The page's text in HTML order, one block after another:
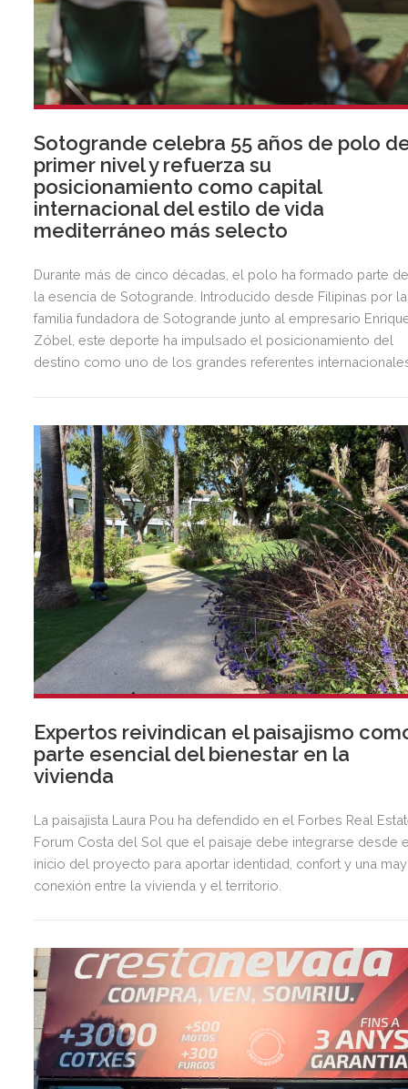
Sotogrande celebra 55 años de polo
primer nivel y refuerza su
posicionamiento como capital
internacional del estilo de vida
mediterráneo más selecto
Durante más de cinco décadas, el polo ha formado parte
la esencia de Sotogrande. Introducido desde Filipinas por la
familia fundadora de Sotogrande junto al empresario
Zóbel, este deporte ha impulsado el posicionamiento del
destino como uno de los grandes referentes
exclusiva agenda social.
Expertos reivindican el paisajismo
parte esencial del bienestar en la
vivienda
La paisajista Laura Pou ha defendido en el Forbes Real
Forum Costa del Sol que el paisaje debe integrarse desde
inicio del proyecto para aportar identidad, confort y una
conexión entre la vivienda y el territorio.